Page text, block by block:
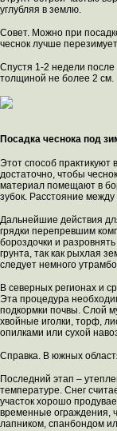
углубляя в землю.
Совет. Можно при
чеснок лучше
Спустя 1-2 недели после
толщиной не более 2 см.
Посадка чеснока под
Этот способ практикуют
достаточно, чтобы
материал помещают в
зубок. Расстояние
Дальнейшие действия
грядки перепревшим
бороздочки и
грунта, так как рыхлая
следует немного
В северных регионах и
Эта процедура
подкормки почвы. Слой
хвойные иголки, торф,
опилками или сухой
Справка. В южных
Последний этап –
температуре. Снег
участок хорошо
временные ограждения,
лапником, спанбондом